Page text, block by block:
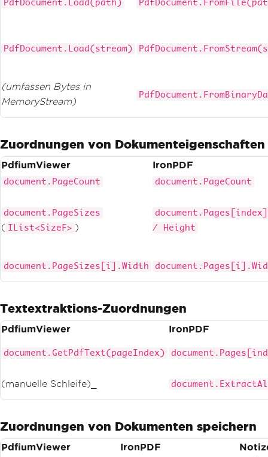
PdfDocument.Load(path)
PdfDocument.Load(stream)
(umfassen Bytes in
MemoryStream)
Zuordnungen von Dokumenteigenschaften
PdfiumViewer IronPDF
document.PageCount document.PageCount
document.PageSizes
( IList<SizeF> )
/ Height
document.PageSizes[i].Width
Textextraktions-Zuordnungen
PdfiumViewer IronPDF
document.GetPdfText(pageIndex)
(manuelle Schleife)_
Zuordnungen von Dokumenten speichern
PdfiumViewer IronPDF